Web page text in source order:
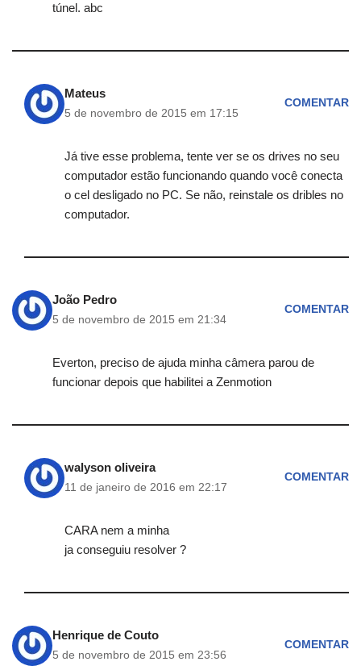
túnel. abc
Mateus
5 de novembro de 2015 em 17:15
COMENTAR
Já tive esse problema, tente ver se os drives no seu
computador estão funcionando quando você conecta
o cel desligado no PC. Se não, reinstale os dribles no
computador.
João Pedro
5 de novembro de 2015 em 21:34
COMENTAR
Everton, preciso de ajuda minha câmera parou de
funcionar depois que habilitei a Zenmotion
walyson oliveira
11 de janeiro de 2016 em 22:17
COMENTAR
CARA nem a minha
ja conseguiu resolver ?
Henrique de Couto
5 de novembro de 2015 em 23:56
COMENTAR